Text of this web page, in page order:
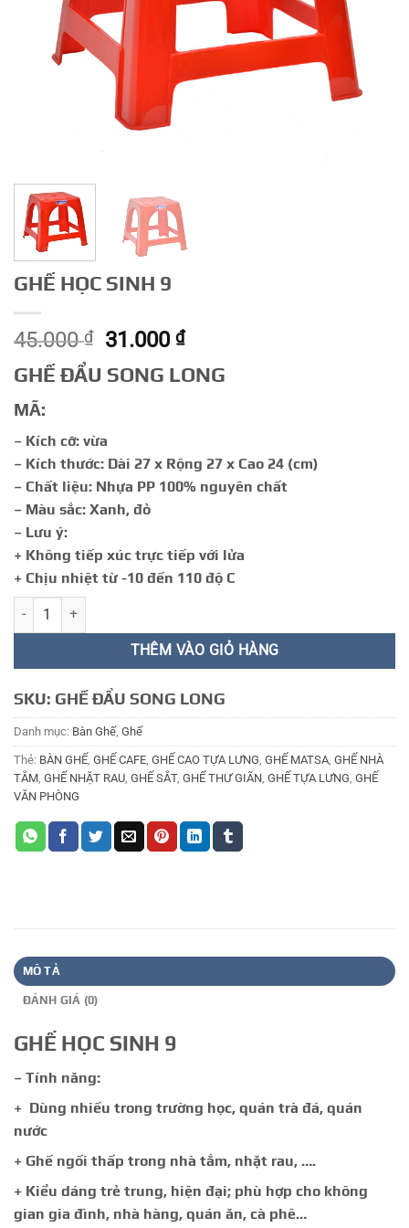
GHẾ HỌC SINH 9
45.000₫
Giá
là:
31.000₫Giá
tại
GHẾ ĐẨU SONG LONG
MÃ:
– Kích cỡ: vừa
– Kích thước: Dài 27 x Rộng 27 x Cao 24 (cm)
– Chất liệu: Nhựa PP 100% nguyên chất
– Màu sắc: Xanh, đỏ
– Lưu ý:
+ Không tiếp xúc trực tiếp với lửa
+ Chịu nhiệt từ -10 đến 110 độ C
GHẾ HỌC SINH 9 số lượng
THÊM VÀO GIỎ HÀNG
SKU: GHẾ ĐẨU SONG LONG
Danh mục: Bàn Ghế, Ghế
Thẻ: BÀN GHẾ GHẾ CAFE GHẾ CAO TỰA LƯNG GHẾ MATSA GHẾ NHÀ
TẮM GHẾ NHẶT RAU GHẾ SẮT, GHẾ THƯ GIÃN GHẾ TỰA LƯNG GHẾ
VĂN PHÒNG
MÔ TẢ
ĐÁNH GIÁ (0)
GHẾ HỌC SINH 9
– Tính năng:
+ Dùng nhiều trong trường học, quán trà đá, quán
nước
+ Ghế ngồi thấp trong nhà tắm, nhặt rau, ….
+ Kiểu dáng trẻ trung, hiện đại; phù hợp cho không
gian gia đình, nhà hàng, quán ăn, cà phê…